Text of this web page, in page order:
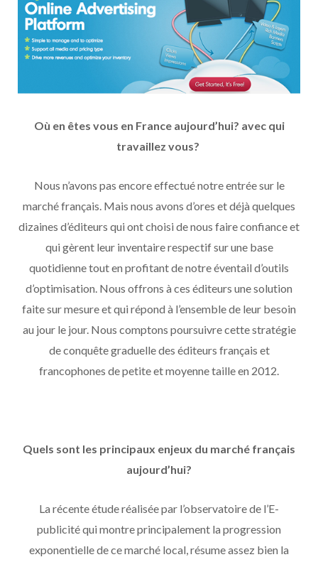
Où en êtes vous en France aujourd’hui? avec qui
travaillez vous?
Nous n’avons pas encore effectué notre entrée sur le
marché français. Mais nous avons d’ores et déjà quelques
dizaines d’éditeurs qui ont choisi de nous faire confiance et
qui gèrent leur inventaire respectif sur une base
quotidienne tout en profitant de notre éventail d’outils
d’optimisation. Nous offrons à ces éditeurs une solution
faite sur mesure et qui répond à l’ensemble de leur besoin
au jour le jour. Nous comptons poursuivre cette stratégie
de conquête graduelle des éditeurs français et
francophones de petite et moyenne taille en 2012.
Quels sont les principaux enjeux du marché français
aujourd’hui?
La récente étude réalisée par l’observatoire de l’E-
publicité qui montre principalement la progression
exponentielle de ce marché local, résume assez bien la